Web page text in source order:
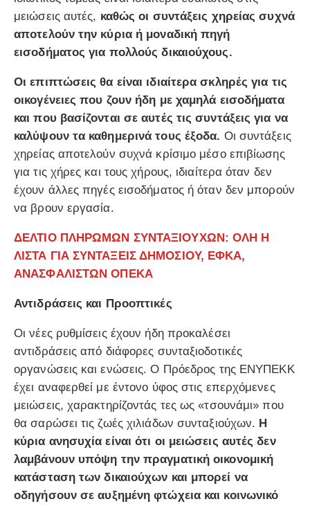
μειώσεις αυτές, καθώς οι συντάξεις χηρείας συχνά
αποτελούν την κύρια ή μοναδική πηγή
εισοδήματος για πολλούς δικαιούχους.
Οι επιπτώσεις θα είναι ιδιαίτερα σκληρές για τις
οικογένειες που ζουν ήδη με χαμηλά εισοδήματα
και που βασίζονται σε αυτές τις συντάξεις για να
καλύψουν τα καθημερινά τους έξοδα. Οι συντάξεις
χηρείας αποτελούν συχνά κρίσιμο μέσο επιβίωσης
για τις χήρες και τους χήρους, ιδιαίτερα όταν δεν
έχουν άλλες πηγές εισοδήματος ή όταν δεν μπορούν
να βρουν εργασία.
ΔΕΛΤΙΟ ΠΛΗΡΩΜΩΝ ΣΥΝΤΑΞΙΟΥΧΩΝ: ΟΛΗ Η
ΛΙΣΤΑ ΓΙΑ ΣΥΝΤΑΞΕΙΣ ΔΗΜΟΣΙΟΥ, ΕΦΚΑ,
ΑΝΑΣΦΑΛΙΣΤΩΝ ΟΠΕΚΑ
Αντιδράσεις και Προοπτικές
Οι νέες ρυθμίσεις έχουν ήδη προκαλέσει
αντιδράσεις από διάφορες συνταξιοδοτικές
οργανώσεις και ενώσεις. Ο Πρόεδρος της ΕΝΥΠΕΚΚ
έχει αναφερθεί με έντονο ύφος στις επερχόμενες
μειώσεις, χαρακτηρίζοντάς τες ως «τσουνάμι» που
θα σαρώσει τις ζωές χιλιάδων συνταξιούχων. Η
κύρια ανησυχία είναι ότι οι μειώσεις αυτές δεν
λαμβάνουν υπόψη την πραγματική οικονομική
κατάσταση των δικαιούχων και μπορεί να
οδηγήσουν σε αυξημένη φτώχεια και κοινωνικό